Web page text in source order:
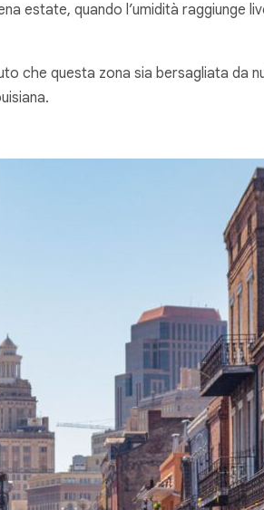
estate, quando l’umidità raggiunge
che questa zona sia bersagliata da